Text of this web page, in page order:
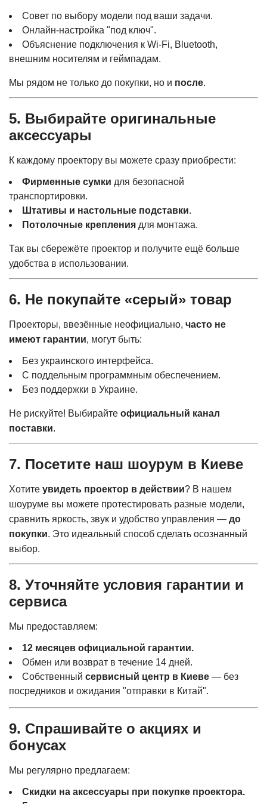
Совет по выбору модели под ваши задачи.
Онлайн-настройка "под ключ".
Объяснение подключения к Wi-Fi, Bluetooth,
внешним носителям и геймпадам.
Мы рядом не только до покупки, но и после.
5. Выбирайте оригинальные
аксессуары
К каждому проектору вы можете сразу приобрести:
Фирменные сумки для безопасной
транспортировки.
Штативы и настольные подставки.
Потолочные крепления для монтажа.
Так вы сбережёте проектор и получите ещё больше
удобства в использовании.
6. Не покупайте «серый» товар
Проекторы, ввезённые неофициально, часто не
имеют гарантии, могут быть:
Без украинского интерфейса.
С поддельным программным обеспечением.
Без поддержки в Украине.
Не рискуйте! Выбирайте официальный канал
поставки.
7. Посетите наш шоурум в Киеве
Хотите увидеть проектор в действии? В нашем
шоуруме вы можете протестировать разные модели,
сравнить яркость, звук и удобство управления — до
покупки. Это идеальный способ сделать осознанный
выбор.
8. Уточняйте условия гарантии и
сервиса
Мы предоставляем:
12 месяцев официальной гарантии.
Обмен или возврат в течение 14 дней.
Собственный сервисный центр в Киеве — без
посредников и ожидания "отправки в Китай".
9. Спрашивайте о акциях и
бонусах
Мы регулярно предлагаем:
Скидки на аксессуары при покупке проектора.